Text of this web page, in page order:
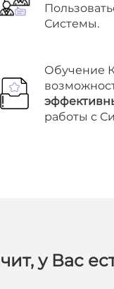
Системы.
Обучение
работы с
у Вас